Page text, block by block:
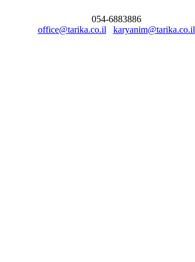
054-6883886
office@tarika.co.il
karyanim@tarika.co.il